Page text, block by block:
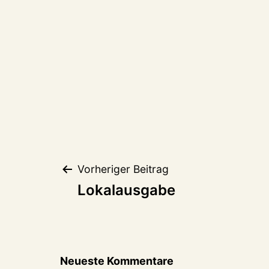
Vorheriger Beitrag
Lokalausgabe
Neueste Kommentare